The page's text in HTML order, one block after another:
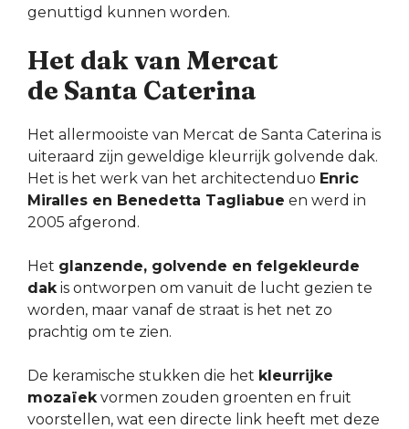
genuttigd kunnen worden.
Het dak van Mercat
de Santa Caterina
Het allermooiste van Mercat de Santa Caterina is
uiteraard zijn geweldige kleurrijk golvende dak.
Het is het werk van het architectenduo Enric
Miralles en Benedetta Tagliabue en werd in
2005 afgerond.
Het glanzende, golvende en felgekleurde
dak is ontworpen om vanuit de lucht gezien te
worden, maar vanaf de straat is het net zo
prachtig om te zien.
De keramische stukken die het kleurrijke
mozaïek vormen zouden groenten en fruit
voorstellen, wat een directe link heeft met deze